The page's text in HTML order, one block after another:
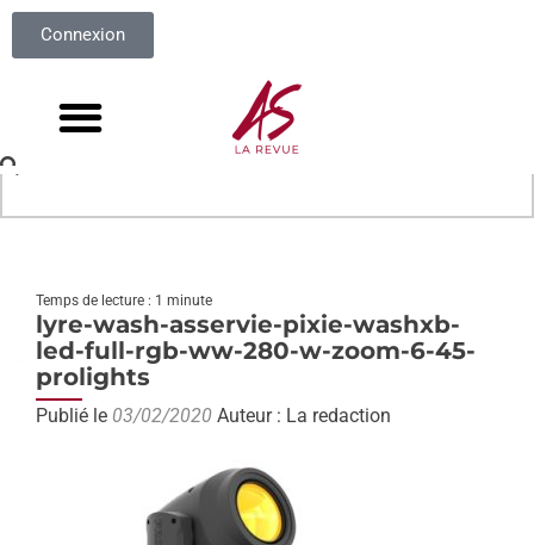
Connexion
Temps de lecture : 1 minute
lyre-wash-asservie-pixie-washxb-
led-full-rgb-ww-280-w-zoom-6-45-
prolights
Publié le 03/02/2020 Auteur : La redaction